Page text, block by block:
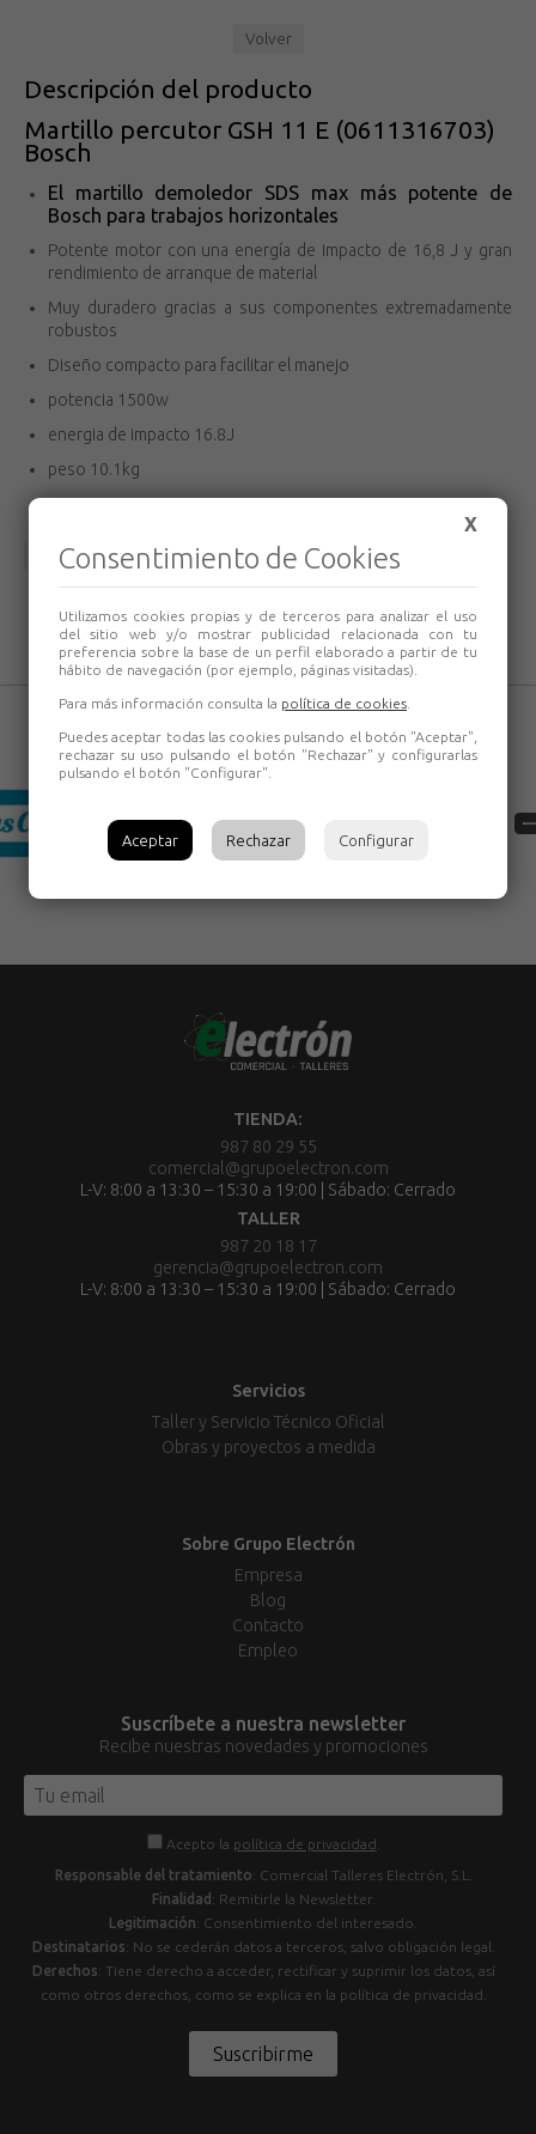
Volver
Descripción del producto
Martillo percutor GSH 11 E (0611316703)
Bosch
El martillo demoledor SDS max más potente de
Bosch para trabajos horizontales
Potente motor con una energía de impacto de 16,8 J y gran
rendimiento de arranque de material
Muy duradero gracias a sus componentes extremadamente
robustos
Diseño compacto para facilitar el manejo
potencia 1500w
energia de impacto 16.8J
peso 10.1kg
Volver
TIENDA:
987 80 29 55
comercial@grupoelectron.com
L-V: 8:00 a 13:30 – 15:30 a 19:00 | Sábado: Cerrado
TALLER
987 20 18 17
gerencia@grupoelectron.com
L-V: 8:00 a 13:30 – 15:30 a 19:00 | Sábado: Cerrado
Servicios
Taller y Servicio Técnico Oficial
Obras y proyectos a medida
Sobre Grupo Electrón
Empresa
Blog
Contacto
Empleo
Suscríbete a nuestra newsletter
Recibe nuestras novedades y promociones
Acepto la política de privacidad
Responsable del tratamiento: Comercial Talleres Electrón, S.L.
Finalidad : Remitirle la Newsletter.
Legitimación: Consentimiento del interesado.
Destinatarios: No se cederán datos a terceros, salvo obligación legal.
Derechos: Tiene derecho a acceder, rectificar y suprimir los datos, así
como otros derechos, como se explica en la política de privacidad.
Suscribirme
X
Consentimiento de Cookies
Utilizamos cookies propias y de terceros para analizar el uso
del sitio web y/o mostrar publicidad relacionada con tu
preferencia sobre la base de un perfil elaborado a partir de tu
hábito de navegación (por ejemplo, páginas visitadas).
Para más información consulta la política de cookies
Puedes aceptar todas las cookies pulsando el botón "Aceptar",
rechazar su uso pulsando el botón "Rechazar" y configurarlas
pulsando el botón "Configurar".
Aceptar Rechazar Configurar